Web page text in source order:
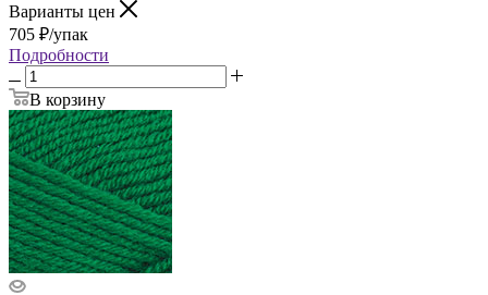
Варианты цен
705 ₽/упак
Подробности
В корзину